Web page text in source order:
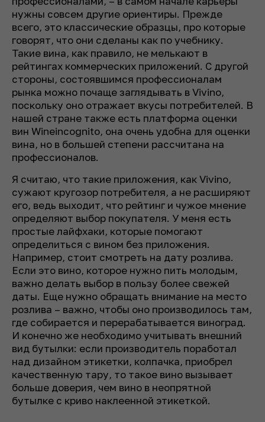
нужны совсем другие ориентиры. Прежде
всего, это классические образцы, про которые
говорят, что они сделаны как по учебнику.
Такие вина, как правило, не мелькают в
рейтингах коммерческих приложений. С другой
стороны, состоявшимся профессионалам
рынка можно почаще заглядывать в Vivino,
поскольку оно отражает вкусы потребителей. В
нашей стране также есть платформа оценки
вин Wineincognito, она очень удобна для оценки
вина, но в большей степени рассчитана на
профессионалов.
Я считаю, что такие приложения, как Vivino,
сужают кругозор потребителя, а не расширяют
его, ведь выходит, что рейтинг и чужое мнение
определяют выбор покупателя. У меня есть
простые лайфхаки, которые помогают
определиться с вином без приложения.
Например, стоит смотреть на дату розлива.
Если это вино, которое нужно пить молодым,
важно делать выбор в пользу более свежей
даты. Еще нужно обращать внимание на место
розлива – важно, чтобы оно производилось там,
где собирается и перерабатывается виноград.
И конечно же необходимо учитывать внешний
вид бутылки: если производитель поработал
над дизайном этикетки, колпачка, приобрел
качественную тару, то такое вино вызывает
больше доверия, чем вино в неопрятной
бутылке с криво наклеенной этикеткой.